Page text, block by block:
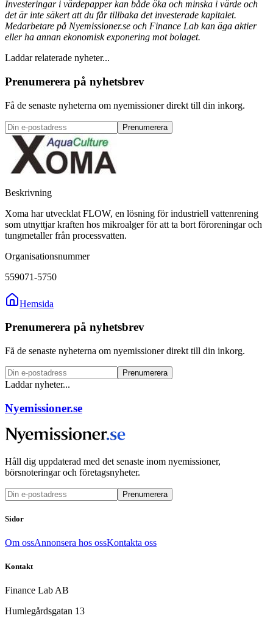
Investeringar i värdepapper kan både öka och minska i värde och
det är inte säkert att du får tillbaka det investerade kapitalet.
Medarbetare på Nyemissioner.se och Finance Lab kan äga aktier
eller ha annan ekonomisk exponering mot bolaget.
Laddar relaterade nyheter...
Prenumerera på nyhetsbrev
Få de senaste nyheterna om nyemissioner direkt till din inkorg.
Prenumerera
Beskrivning
Xoma har utvecklat FLOW, en lösning för industriell vattenrening
som utnyttjar kraften hos mikroalger för att ta bort föroreningar och
tungmetaller från processvatten.
Organisationsnummer
559071-5750
Hemsida
Prenumerera på nyhetsbrev
Få de senaste nyheterna om nyemissioner direkt till din inkorg.
Prenumerera
Laddar nyheter...
Nyemissioner.se
Håll dig uppdaterad med det senaste inom nyemissioner,
börsnoteringar och företagsnyheter.
Prenumerera
Sidor
Om ossAnnonsera hos ossKontakta oss
Kontakt
Finance Lab AB
Humlegårdsgatan 13